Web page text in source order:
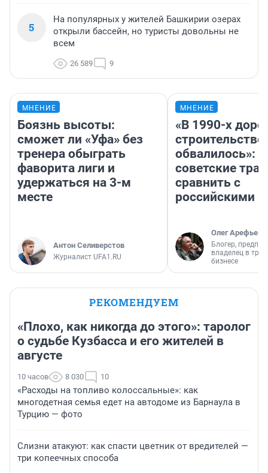
5
На популярных у жителей Башкирии озерах
открыли бассейн, но туристы довольны не
всем
26 589 9
МНЕНИЕ
Боязнь высоты:
сможет ли «Уфа» без
тренера обыграть
фаворита лиги и
удержаться на 3-м
месте
Антон Селиверстов
Журналист UFA1.RU
МНЕНИЕ
«В 1990-х
строительство
обвалилось»:
советские
сравнить с
российскими
Олег Арефьев
Блогер,
владелец в
бизнесе
РЕКОМЕНДУЕМ
«Плохо, как никогда до этого»: таролог
о судьбе Кузбасса и его жителей в
августе
10 часов 8 030 10
«Расходы на топливо колоссальные»: как
многодетная семья едет на автодоме из Барнаула в
Турцию — фото
Слизни атакуют: как спасти цветник от вредителей —
три копеечных способа